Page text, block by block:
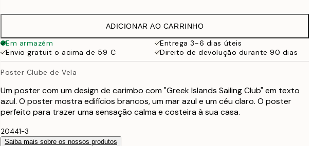
40x50 cm 27,45 €
50x70 cm 32,45 €
70x100 cm
ADICIONAR AO CARRINHO
Em armazém
Entrega 3-6 dias úteis
Envio gratuit o acima de 59 €
Direito de devolução durante 90 dias
Poster Clube de Vela
Um poster com um design de carimbo com "Greek Islands Sailing Club" em texto
azul. O poster mostra edifícios brancos, um mar azul e um céu claro. O poster
perfeito para trazer uma sensação calma e costeira à sua casa.
20441-3
Saiba mais sobre os nossos produtos